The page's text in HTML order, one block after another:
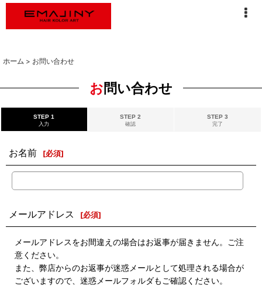
ホーム > お問い合わせ
お問い合わせ
STEP 1
入力
STEP 2
確認
STEP 3
完了
お名前 [必須]
メールアドレス [必須]
メールアドレスをお間違えの場合はお返事が届きません。ご注
意ください。
また、弊店からのお返事が迷惑メールとして処理される場合が
ございますので、迷惑メールフォルダもご確認ください。